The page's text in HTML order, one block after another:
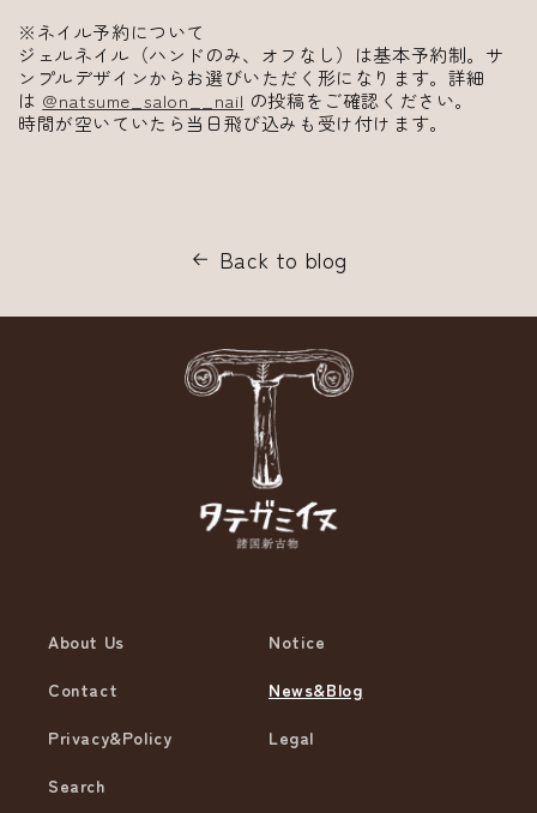
※ネイル予約について
ジェルネイル（ハンドのみ、オフなし）は基本予約制。サ
ンプルデザインからお選びいただく形になります。詳細
は @natsume_salon__nail の投稿をご確認ください。
時間が空いていたら当日飛び込みも受け付けます。
Back to blog
About Us
Notice
Contact
News&Blog
Privacy&Policy
Legal
Search